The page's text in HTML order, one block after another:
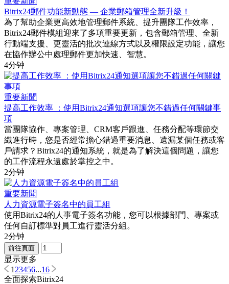
Bitrix24郵件功能新動態 — 企業郵箱管理全新升級！
為了幫助企業更高效地管理郵件系統、提升團隊工作效率，
Bitrix24郵件模組迎來了多項重要更新，包含郵箱管理、全新
行動端支援、更靈活的批次連線方式以及權限設定功能，讓您
在協作辦公中處理郵件更加快速、智慧。
4分钟
重要新聞
提高工作效率 ：使用Bitrix24通知選項讓您不錯過任何關鍵事
項
當團隊協作、專案管理、CRM客戶跟進、任務分配等環節交
織進行時，您是否經常擔心錯過重要消息、遺漏某個任務或客
戶請求？Bitrix24的通知系統，就是為了解決這個問題，讓您
的工作流程永遠處於掌控之中。
2分钟
重要新聞
人力資源電子簽名中的員工組
使用Bitrix24的人事電子簽名功能，您可以根據部門、專案或
任何自訂標準對員工進行靈活分組。
2分钟
前往頁面
显示更多
1 23456...16
全面探索Bitrix24